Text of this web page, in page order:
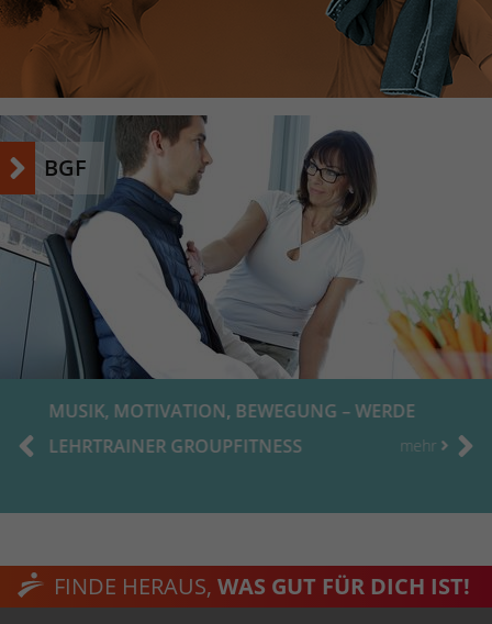
BGF
MUSIK, MOTIVATION, BEWEGUNG – WERDE
LEHRTRAINER GROUPFITNESS
mehr
FINDE HERAUS, WAS GUT FÜR DICH IST!
Name
Anbieter Google Analytics
Laufzeit 1 Minute
Zweck
Dieser Cookie identifiziert die Besucher nach
Alter, Geschlecht oder Interessen und nutzt
dazu den DoubleClick des Google Tag
Manager, um die gezielte
Anzeigenplatzierung zu vereinfachen.